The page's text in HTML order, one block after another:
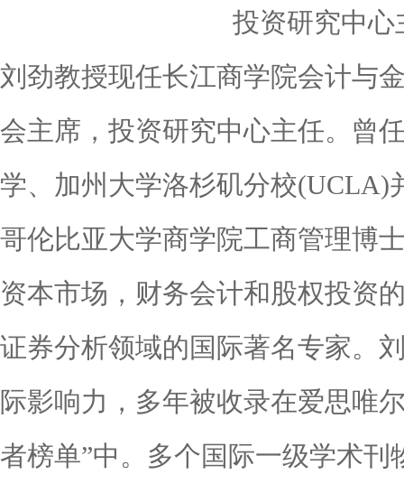
投资研究中心
刘劲教授现任长江商学院会计与
会主席，投资研究中心主任。曾
学、加州大学洛杉矶分校(UCLA)
哥伦比亚大学商学院工商管理博
资本市场，财务会计和股权投资
证券分析领域的国际著名专家。
际影响力，多年被收录在爱思唯
者榜单”中。多个国际一级学术刊